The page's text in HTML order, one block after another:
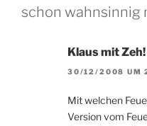
schon wahnsinnig
Klaus mit Zeh!
30/12/2008 UM
Mit welchen
Version vom